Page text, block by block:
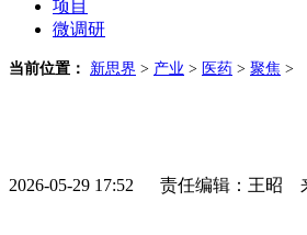
项目
微调研
当前位置： 新思界 > 产业 > 医药 > 聚焦 >
2026-05-29 17:52 责任编辑：王昭